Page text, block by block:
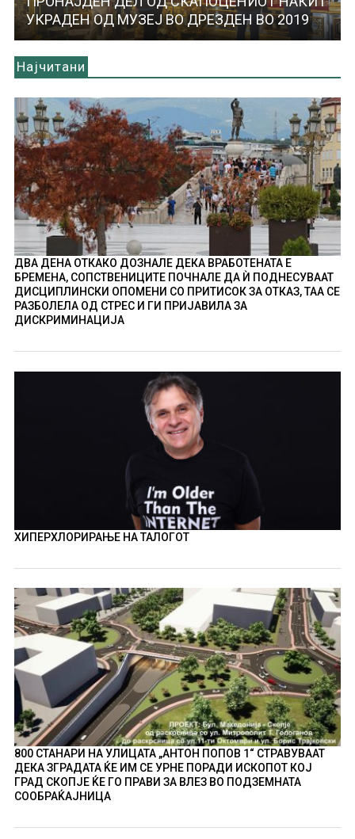
УКРАДЕН ОД МУЗЕЈ ВО ДРЕЗДЕН ВО 2019
Најчитани
ДВА ДЕНА ОТКАКО ДОЗНАЛЕ ДЕКА ВРАБОТЕНАТА Е
БРЕМЕНА, СОПСТВЕНИЦИТЕ ПОЧНАЛЕ ДА Ѝ ПОДНЕСУВААТ
ДИСЦИПЛИНСКИ ОПОМЕНИ СО ПРИТИСОК ЗА ОТКАЗ, ТАА СЕ
РАЗБОЛЕЛА ОД СТРЕС И ГИ ПРИЈАВИЛА ЗА
ДИСКРИМИНАЦИЈА
ХИПЕРХЛОРИРАЊЕ НА ТАЛОГОТ
800 СТАНАРИ НА УЛИЦАТА „АНТОН ПОПОВ 1“ СТРАВУВААТ
ДЕКА ЗГРАДАТА ЌЕ ИМ СЕ УРНЕ ПОРАДИ ИСКОПОТ КОЈ
ГРАД СКОПЈЕ ЌЕ ГО ПРАВИ ЗА ВЛЕЗ ВО ПОДЗЕМНАТА
СООБРАЌАЈНИЦА